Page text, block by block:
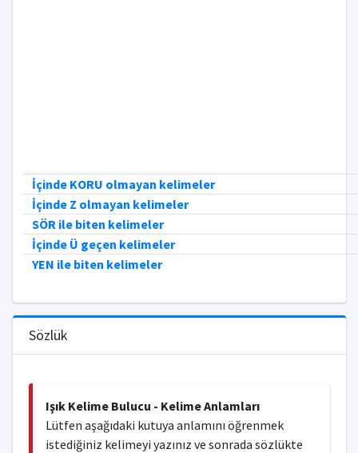
İçinde KORU olmayan kelimeler
İçinde Z olmayan kelimeler
SÖR ile biten kelimeler
İçinde Ü geçen kelimeler
YEN ile biten kelimeler
Sözlük
Işık Kelime Bulucu - Kelime Anlamları
Lütfen aşağıdaki kutuya anlamını öğrenmek
istediğiniz kelimeyi yazınız ve sonrada sözlükte